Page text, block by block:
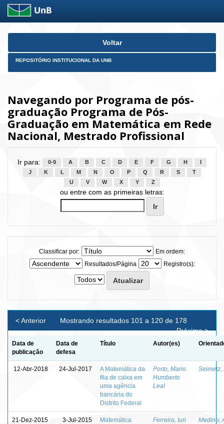
Skip
Voltar
REPOSITÓRIO INSTITUCIONAL DA UNB
Navegando por Programa de pós-
graduação Programa de Pós-
Graduação em Matemática em Rede
Nacional, Mestrado Profissional
Ir para: 0-9 A B C D E F G H
J
K L M N O P Q R S
T
U
V W X Y Z
ou entre com as primeiras letras:
Classificar por:
Em ordem:
Resultados/Página
Registro(s):
Mostrando resultados 101 a 120 de 178
< Anterior
Próximo >
Data de
publicação
Data de
defesa
Título Autor(es)
12-Abr-2018 24-Jul-2017
A Matemática da
ﬁla de caixa em
uma agência
bancária do
Distrito Federal
Porto, Mario
Humberto
Leal
Seimetz,
21-Dez-2015 3-Jul-2015
Matemática
Ferreira, Iuri
Medino,